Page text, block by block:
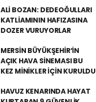
ALİ BOZAN: DEDEOĞULLARI
KATLİAMININ HAFIZASINA
DOZER VURUYORLAR
MERSİN BÜYÜKŞEHİR’İN
AÇIK HAVA SİNEMASI BU
KEZ MİNİKLER İÇİN KURULDU
HAVUZ KENARINDA HAYAT